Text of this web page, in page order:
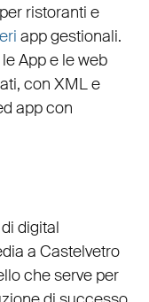
ristoranti e
app gestionali.
Appe leweb
, con XMLe
appcon
digital
a Castelvetro
che serve per